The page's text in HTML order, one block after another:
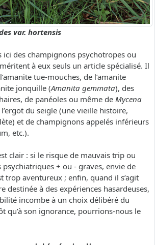
var. hortensis
ici des champignons psychotropes ou
à eux seuls un article spécialisé. Il
tue-mouches, de l’amanite
jonquille (Amanita gemmata), des
de panéoles ou même de Mycena
du seigle (une vieille histoire,
et de champignons appelés inférieurs
etc.).
clair : si le risque de mauvais trip ou
psychiatriques + ou - graves, envie de
trop aventureux ; enfin, quand il s’agit
destinée à des expériences hasardeuses,
incombe à un choix délibéré du
qu’à son ignorance, pourrions-nous le